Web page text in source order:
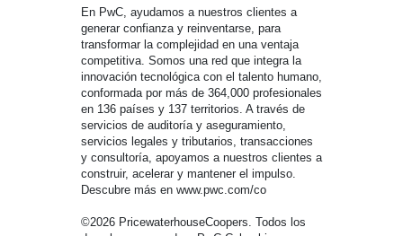
En PwC, ayudamos a nuestros clientes a
generar confianza y reinventarse, para
transformar la complejidad en una ventaja
competitiva. Somos una red que integra la
innovación tecnológica con el talento humano,
conformada por más de 364,000 profesionales
en 136 países y 137 territorios. A través de
servicios de auditoría y aseguramiento,
servicios legales y tributarios, transacciones
y consultoría, apoyamos a nuestros clientes a
construir, acelerar y mantener el impulso.
Descubre más en www.pwc.com/co
©2026 PricewaterhouseCoopers. Todos los